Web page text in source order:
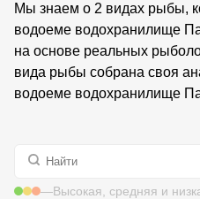
Мы знаем о 2 видах рыбы,
водоеме водохранилище
на основе реальных
вида рыбы собрана своя
водоеме водохранилище
—Высокая, средняя и